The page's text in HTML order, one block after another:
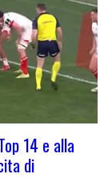
14 e alla
di